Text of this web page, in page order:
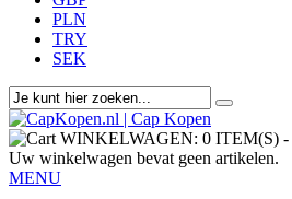
PLN
TRY
SEK
WINKELWAGEN: 0 ITEM(S) -
Uw winkelwagen bevat geen artikelen.
MENU